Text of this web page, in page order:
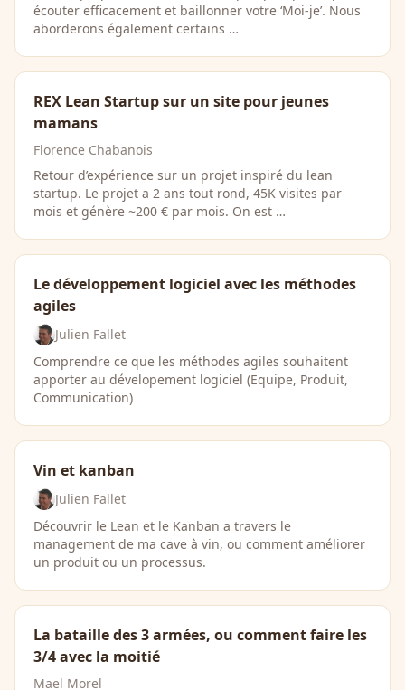
écouter efficacement et baillonner votre ‘Moi-je’. Nous
aborderons également certains …
REX Lean Startup sur un site pour jeunes
mamans
Florence Chabanois
Retour d’expérience sur un projet inspiré du lean
startup. Le projet a 2 ans tout rond, 45K visites par
mois et génère ~200 € par mois. On est …
Le développement logiciel avec les méthodes
agiles
Julien Fallet
Comprendre ce que les méthodes agiles souhaitent
apporter au dévelopement logiciel (Equipe, Produit,
Communication)
Vin et kanban
Julien Fallet
Découvrir le Lean et le Kanban a travers le
management de ma cave à vin, ou comment améliorer
un produit ou un processus.
La bataille des 3 armées, ou comment faire les
3/4 avec la moitié
Mael Morel